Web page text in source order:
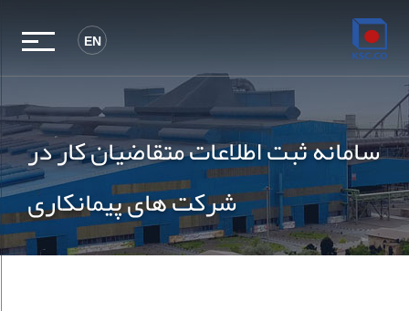
EN
سامانه ثبت اطلاعات متقاضیان کار در
شرکت های پیمانکاری